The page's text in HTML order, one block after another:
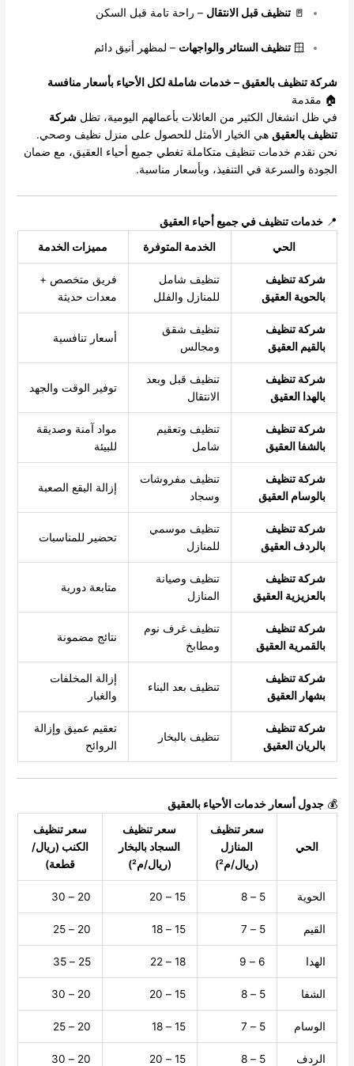
🚪تنظيف قبل الانتقال – راحة تامة قبل السكن
🪟 تنظيف الستائر والواجهات – لمظهر أنيق دائم
شركة تنظيف بالعقيق – خدمات شاملة لكل الأحياء بأسعار منافسة
🏠 مقدمة
في ظل انشغال الكثير من العائلات بأعمالهم اليومية، تظلشركة
تنظيف بالعقيق هي الخيار الأمثل للحصول على منزل نظيف وصحي.
نحن نقدم خدمات تنظيف متكاملة تغطي جميع أحياء العقيق، مع ضمان
الجودة والسرعة في التنفيذ، وبأسعار مناسبة.
📍خدمات تنظيف في جميع أحياء العقيق
الحي
الخدمة المتوفرة مميزات الخدمة
شركة تنظيف
بالحوية العقيق
تنظيف شامل
للمنازل والفلل
فريق متخصص +
معدات حديثة
شركة تنظيف
بالقيم العقيق
تنظيف شقق
ومجالس
أسعار تنافسية
شركة تنظيف
بالهدا العقيق
تنظيف قبل وبعد
الانتقال
توفير الوقت والجهد
شركة تنظيف
بالشفا العقيق
تنظيف وتعقيم
شامل
مواد آمنة وصديقة
للبيئة
شركة تنظيف
بالوسام العقيق
تنظيف مفروشات
وسجاد
إزالة البقع الصعبة
شركة تنظيف
بالردف العقيق
تنظيف موسمي
للمنازل
تحضير للمناسبات
شركة تنظيف
بالعزيزية العقيق
تنظيف وصيانة
المنازل
متابعة دورية
شركة تنظيف
بالقمرية العقيق
تنظيف غرف نوم
ومطابخ
نتائج مضمونة
شركة تنظيف
بشهار العقيق
تنظيف بعد البناء
إزالة المخلفات
والغبار
شركة تنظيف
بالريان العقيق
تنظيف بالبخار
تعقيم عميق وإزالة
الروائح
💰جدول أسعار خدمات الأحياء بالعقيق
الحي
سعر تنظيف
المنازل
(ريال/م²)
سعر تنظيف
السجاد بالبخار
(ريال/م²)
سعر تنظيف
الكنب (ريال/
قطعة)
الحوية 5 – 8
15 – 20
20 – 30
القيم 5 – 7
15 – 18
20 – 25
الهدا 6 – 9
18 – 22
25 – 35
الشفا 5 – 8
15 – 20
20 – 30
الوسام 5 – 7
15 – 18
20 – 25
الردف 5 – 8
15 – 20
20 – 30